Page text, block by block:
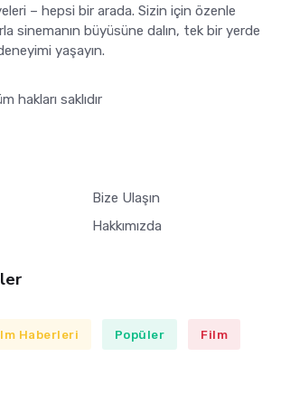
– hepsi bir arada. Sizin için özenle
sinemanın büyüsüne dalın, tek bir yerde
yaşayın.
hakları saklıdır
Bize Ulaşın
Hakkımızda
Haberleri Popüler Film